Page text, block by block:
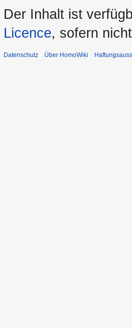
Der Inhalt ist
Licence, sofern
Datenschutz Über HomoWiki